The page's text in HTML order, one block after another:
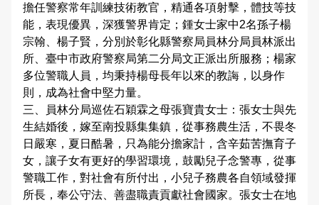
擔任警察常年訓練技術教官，精通各項射擊，體技等技
能，表現優異，深獲警界肯定；鍾女士家中2名孫子楊
宗翰、楊子賢，分別於彰化縣警察局員林分局員林派出
所、臺中市政府警察局第二分局文正派出所服務；楊家
多位警職人員，均秉持楊母長年以來的教誨，以身作
則，成為社會中堅力量。
三、員林分局巡佐石穎霖之母張寶貴女士：張女士與先
生結婚後，嫁至南投縣集集鎮，從事務農生活，不畏冬
日嚴寒，夏日酷暑，只為能分擔家計，含辛茹苦撫育子
女，讓子女有更好的學習環境，鼓勵兒子念警專，從事
警職工作，對社會有所付出，小兒子務農各自領域發揮
所長，奉公守法、善盡職責貢獻社會國家。張女士在地